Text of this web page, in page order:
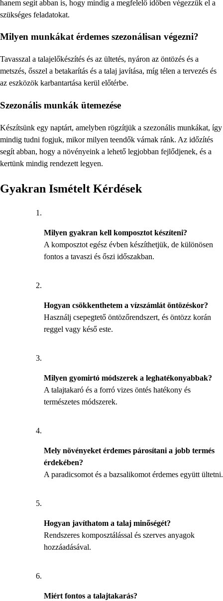
hanem segít abban is, hogy mindig a megfelelő időben végezzük el a
szükséges feladatokat.
Milyen munkákat érdemes szezonálisan végezni?
Tavasszal a talajelőkészítés és az ültetés, nyáron az öntözés és a
metszés, ősszel a betakarítás és a talaj javítása, míg télen a tervezés és
az eszközök karbantartása kerül előtérbe.
Szezonális munkák ütemezése
Készítsünk egy naptárt, amelyben rögzítjük a szezonális munkákat, így
mindig tudni fogjuk, mikor milyen teendők várnak ránk. Az időzítés
segít abban, hogy a növényeink a lehető legjobban fejlődjenek, és a
kertünk mindig rendezett legyen.
Gyakran Ismételt Kérdések
Milyen gyakran kell komposztot készíteni?
A komposztot egész évben készíthetjük, de különösen
fontos a tavaszi és őszi időszakban.
Hogyan csökkenthetem a vízszámlát öntözéskor?
Használj csepegtető öntözőrendszert, és öntözz korán
reggel vagy késő este.
Milyen gyomirtó módszerek a leghatékonyabbak?
A talajtakaró és a forró vizes öntés hatékony és
természetes módszerek.
Mely növényeket érdemes párosítani a jobb termés
érdekében?
A paradicsomot és a bazsalikomot érdemes együtt ültetni.
Hogyan javíthatom a talaj minőségét?
Rendszeres komposztálással és szerves anyagok
hozzáadásával.
Miért fontos a talajtakarás?